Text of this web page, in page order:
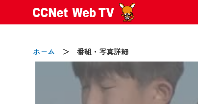
ホーム ＞ 番組・写真詳細